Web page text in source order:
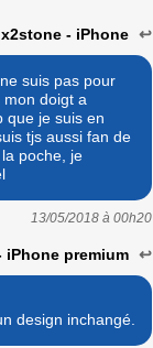
x2stone - iPhone ↩
suis pas pour
mon doigt a
que je suis en
tjs aussi fan de
poche, je
13/05/2018 à 00h20
iPhone premium ↩
design inchangé.